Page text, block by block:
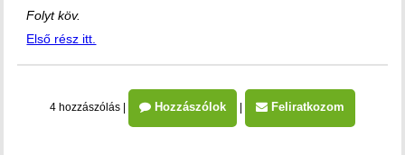
Folyt köv.
Első rész itt.
4 hozzászólás Hozzászólok Feliratkozom